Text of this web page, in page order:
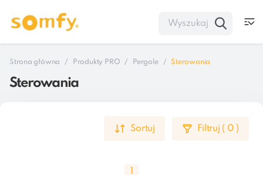
Strona główna Produkty PRO Pergole Sterowania
Sterowania
Sortuj Filtruj ( 0 )